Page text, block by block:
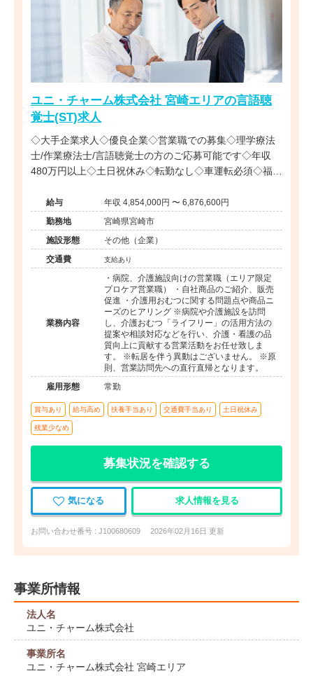
ユニ・チャーム株式会社 宮崎エリアの言語聴
覚士(ST)求人
◇大手企業求人◇優良企業◇営業職での募集◇理学療法
士/作業療法士/言語聴覚士の方のご応募可能です◇年収
480万円以上◇土日祝休み◇転勤なし◇車運転必須◇福利
給与
年収 4,854,000円 〜 6,876,600円
勤務地
宮崎県宮崎市
施設形態
その他（企業）
交通費
支給あり
業務内容
・病院、介護施設向けの営業職（エリア限定
プロケア営業職） ・自社商品のご紹介、販売
促進 ・介護用おむつに関する問題点や商品ニ
ーズのヒアリング ※病院や介護施設を訪問
し、介護おむつ「ライフリー」の活用方法の
提案や相談対応などを行い、介護・看護の品
質向上に貢献する営業活動をお任せ致しま
す。 ※転居を伴う異動はございません。 ※原
則、営業訪問先への直行直帰となります。
雇用形態
常勤
賞与あり 給与高め 扶養手当あり 交通費手当あり 土日祝休み
残業少なめ
募集状況を確認する
気になる 求人情報を見る
お問い合わせ番号 : J100680609 2026年02月16日 更新
事業所情報
法人名
ユニ・チャーム株式会社
事業所名
ユニ・チャーム株式会社 宮崎エリア